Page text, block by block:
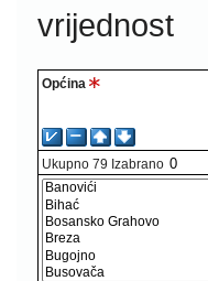
vrijednost
Općina
Ukupno 79 Izabrano